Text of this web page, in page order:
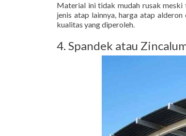
Material ini tidak mudah rusak meski
jenis atap lainnya, harga atap
kualitas yang diperoleh.
4. Spandek atau